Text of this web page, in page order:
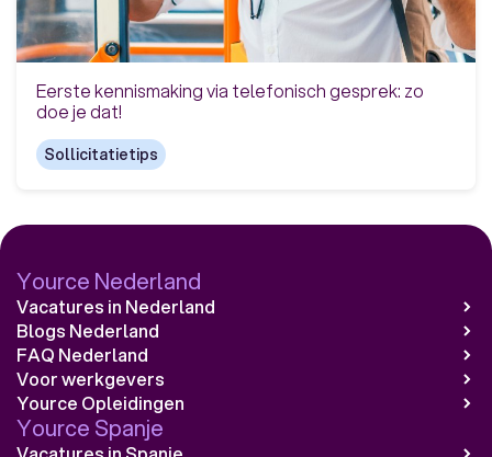
Eerste kennismaking via telefonisch gesprek: zo
doe je dat!
Sollicitatietips
Yource Nederland
Vacatures in Nederland
Blogs Nederland
FAQ Nederland
Voor werkgevers
Yource Opleidingen
Yource Spanje